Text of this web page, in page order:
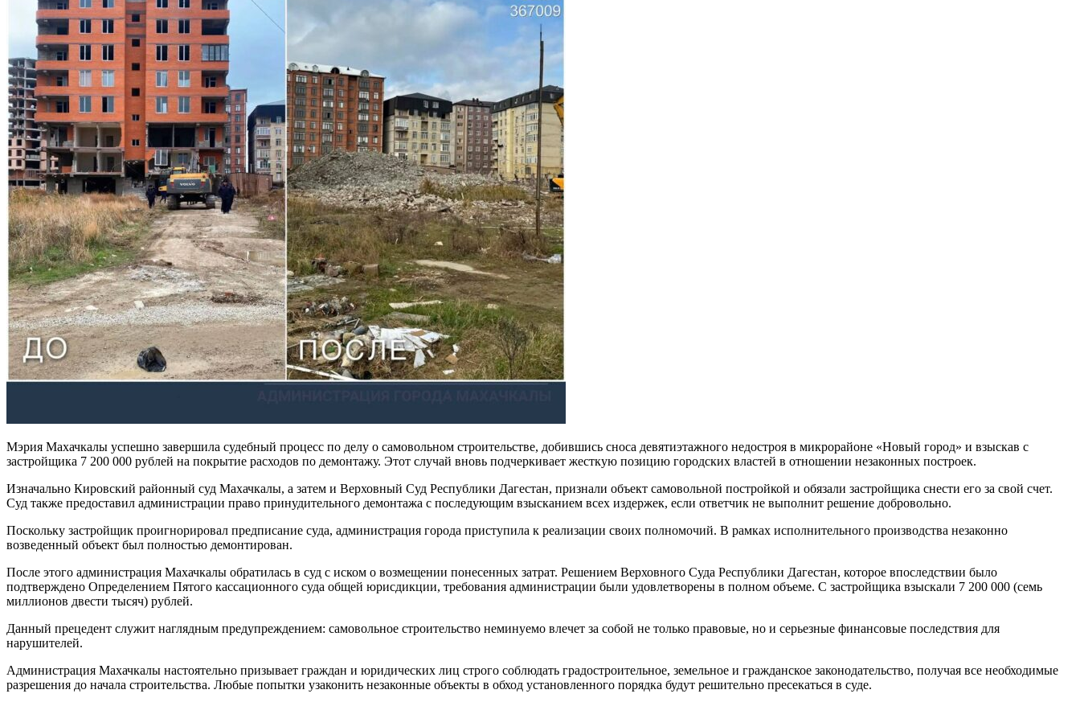
Мэрия Махачкалы успешно завершила судебный процесс по делу о самовольном строительстве, добившись сноса девятиэтажного недостроя в микрорайоне «Новый город» и взыскав с
застройщика 7 200 000 рублей на покрытие расходов по демонтажу. Этот случай вновь подчеркивает жесткую позицию городских властей в отношении незаконных построек.
Изначально Кировский районный суд Махачкалы, а затем и Верховный Суд Республики Дагестан, признали объект самовольной постройкой и обязали застройщика снести его за свой счет.
Суд также предоставил администрации право принудительного демонтажа с последующим взысканием всех издержек, если ответчик не выполнит решение добровольно.
Поскольку застройщик проигнорировал предписание суда, администрация города приступила к реализации своих полномочий. В рамках исполнительного производства незаконно
возведенный объект был полностью демонтирован.
После этого администрация Махачкалы обратилась в суд с иском о возмещении понесенных затрат. Решением Верховного Суда Республики Дагестан, которое впоследствии было
подтверждено Определением Пятого кассационного суда общей юрисдикции, требования администрации были удовлетворены в полном объеме. С застройщика взыскали 7 200 000 (семь
миллионов двести тысяч) рублей.
Данный прецедент служит наглядным предупреждением: самовольное строительство неминуемо влечет за собой не только правовые, но и серьезные финансовые последствия для
нарушителей.
Администрация Махачкалы настоятельно призывает граждан и юридических лиц строго соблюдать градостроительное, земельное и гражданское законодательство, получая все необходимые
разрешения до начала строительства. Любые попытки узаконить незаконные объекты в обход установленного порядка будут решительно пресекаться в суде.